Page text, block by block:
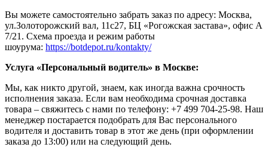
Вы можете самостоятельно забрать заказ по адресу: Москва,
ул.Золоторожский вал, 11с27, БЦ «Рогожская застава», офис А
7/21. Схема проезда и режим работы
шоурума: https://botdepot.ru/kontakty/
Услуга «Персональный водитель» в Москве:
Мы, как никто другой, знаем, как иногда важна срочность
исполнения заказа. Если вам необходима срочная доставка
товара – свяжитесь с нами по телефону: +7 499 704-25-98. Наш
менеджер постарается подобрать для Вас персонального
водителя и доставить товар в этот же день (при оформлении
заказа до 13:00) или на следующий день.